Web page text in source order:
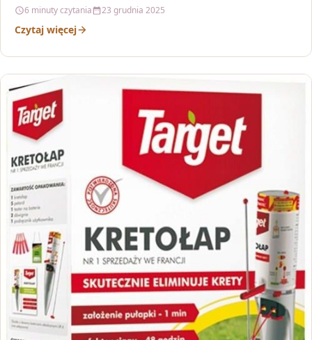
6 minuty czytania 23 grudnia 2025
Czytaj więcej